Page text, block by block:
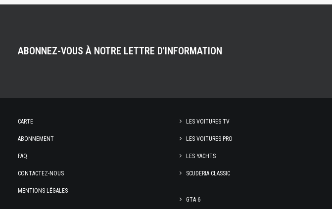
ABONNEZ-VOUS À NOTRE LETTRE D'INFORMATION
CARTE
ABONNEMENT
FAQ
CONTACTEZ-NOUS
MENTIONS LÉGALES
LES VOITURES TV
LES VOITURES PRO
LES YACHTS
SCUDERIA CLASSIC
GTA 6